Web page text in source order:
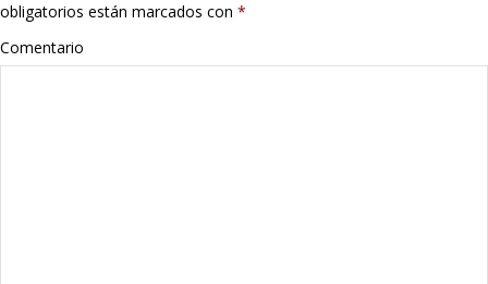
Listas
obligatorios están marcados con *
Comentario